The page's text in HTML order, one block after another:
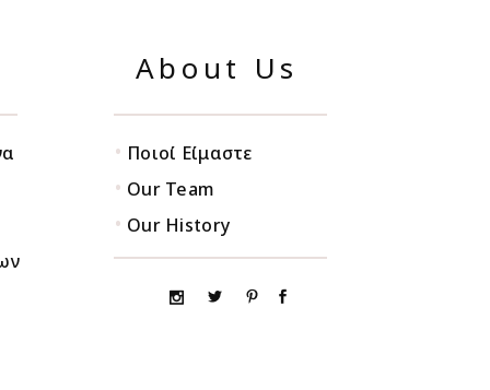
About Us
• Ποιοί Είμαστε
• Our Team
• Our History